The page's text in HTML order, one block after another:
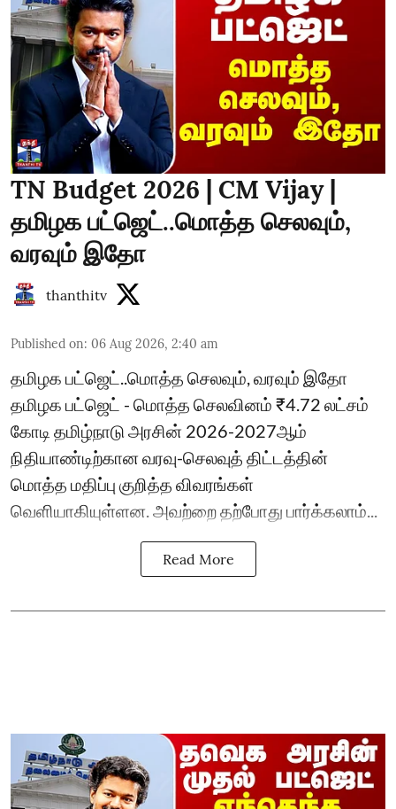
TN Budget 2026 | CM Vijay |
தமிழக பட்ஜெட்..மொத்த செலவும்,
வரவும் இதோ
thanthitv
Published on: 06 Aug 2026, 2:40 am
தமிழக பட்ஜெட்..மொத்த செலவும், வரவும் இதோ
தமிழக பட்ஜெட் - மொத்த செலவினம் ₹4.72 லட்சம்
கோடி தமிழ்நாடு அரசின் 2026-2027ஆம்
நிதியாண்டிற்கான வரவு-செலவுத் திட்டத்தின்
மொத்த மதிப்பு குறித்த விவரங்கள்
வெளியாகியுள்ளன. அவற்றை தற்போது பார்க்கலாம்...
Read More